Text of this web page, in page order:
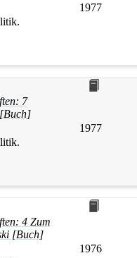
1977
7
[Buch]
1977
4 Zum
[Buch]
1976